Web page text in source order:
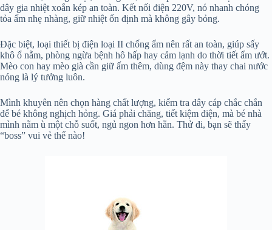
dây gia nhiệt xoắn kép an toàn. Kết nối điện 220V, nó nhanh chóng
tỏa ấm nhẹ nhàng, giữ nhiệt ổn định mà không gây bỏng.
Đặc biệt, loại thiết bị điện loại II chống ẩm nên rất an toàn, giúp sấy
khô ổ nằm, phòng ngừa bệnh hô hấp hay cảm lạnh do thời tiết ẩm ướt.
Mèo con hay mèo già cần giữ ấm thêm, dùng đệm này thay chai nước
nóng là lý tưởng luôn.
Mình khuyên nên chọn hàng chất lượng, kiểm tra dây cáp chắc chắn
để bé không nghịch hỏng. Giá phải chăng, tiết kiệm điện, mà bé nhà
mình nằm ù một chỗ suốt, ngủ ngon hơn hẳn. Thử đi, bạn sẽ thấy
“boss” vui vẻ thế nào!